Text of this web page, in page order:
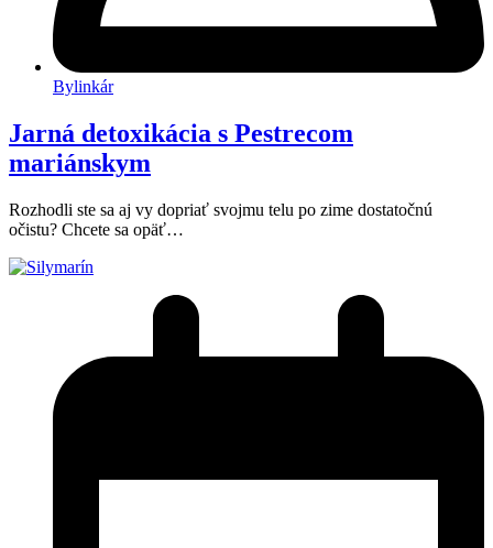
Bylinkár
Jarná detoxikácia s Pestrecom
mariánskym
Rozhodli ste sa aj vy dopriať svojmu telu po zime dostatočnú
očistu? Chcete sa opäť…